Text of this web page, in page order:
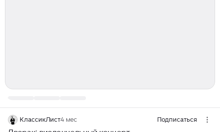
КлассикЛист4 мес Подписаться